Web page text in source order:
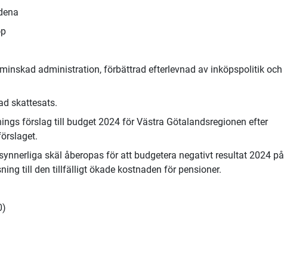
administration, förbättrad efterlevnad av inköpspolitik och
skattesats.
förslag till budget 2024 för Västra Götalandsregionen efter
skäl åberopas för att budgetera negativt resultat 2024 på
till den tillfälligt ökade kostnaden för pensioner.